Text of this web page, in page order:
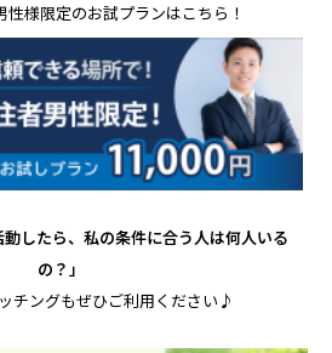
様限定のお試プランはこちら！
動したら、私の条件に合う人は何人いる
の？」
チングもぜひご利用ください♪